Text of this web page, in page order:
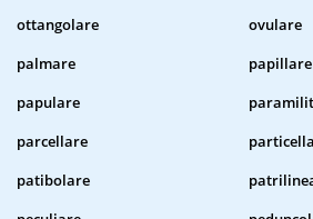
ottangolare
ovulare
palmare
papillare
papulare
parcellare
patibolare